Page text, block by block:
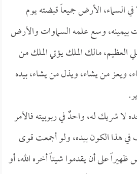
السماء، الأرض جميعاً قبضته يوم
بيمينه، وسع علمه السماوات والأرض
العظيم، مالك الملك يؤتي الملك من
ويعز من يشاء، ويذل من يشاء، بيده
لا شريك له، واحدٌ في ربوبيته فالأمر
هذا الكون بيده، ولو أجمعت قوى
على أن يقدموا شيئاً أخره الله، أو